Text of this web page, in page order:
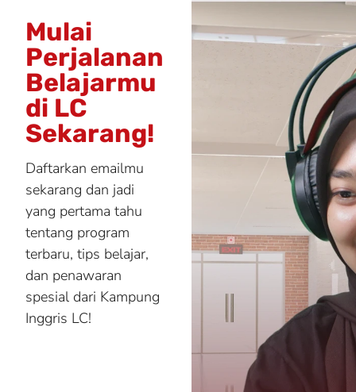
Mulai
Perjalanan
Belajarmu
di LC
Sekarang!
Daftarkan emailmu
sekarang dan jadi
yang pertama tahu
tentang program
terbaru, tips belajar,
dan penawaran
spesial dari Kampung
Inggris LC!